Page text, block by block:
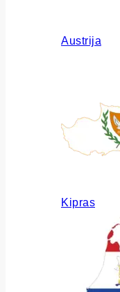
Austrija
Kipras